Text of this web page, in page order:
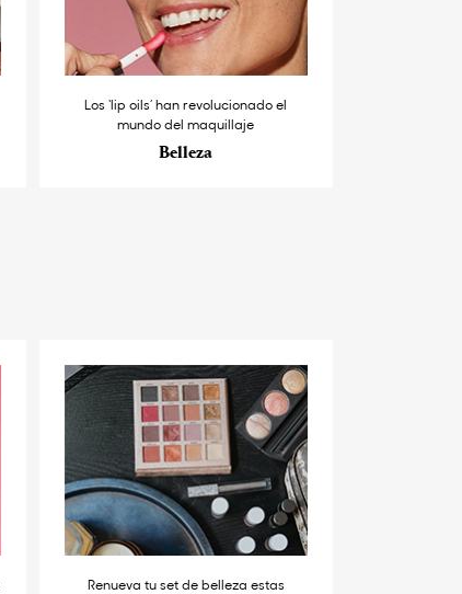
Los ‘lip oils’ han revolucionado el
mundo del maquillaje
Belleza
Renueva tu set de belleza estas